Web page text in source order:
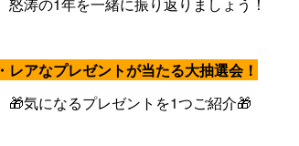
・レアなプレゼントが当たる大抽選会！
🎁気になるプレゼントを1つご紹介🎁